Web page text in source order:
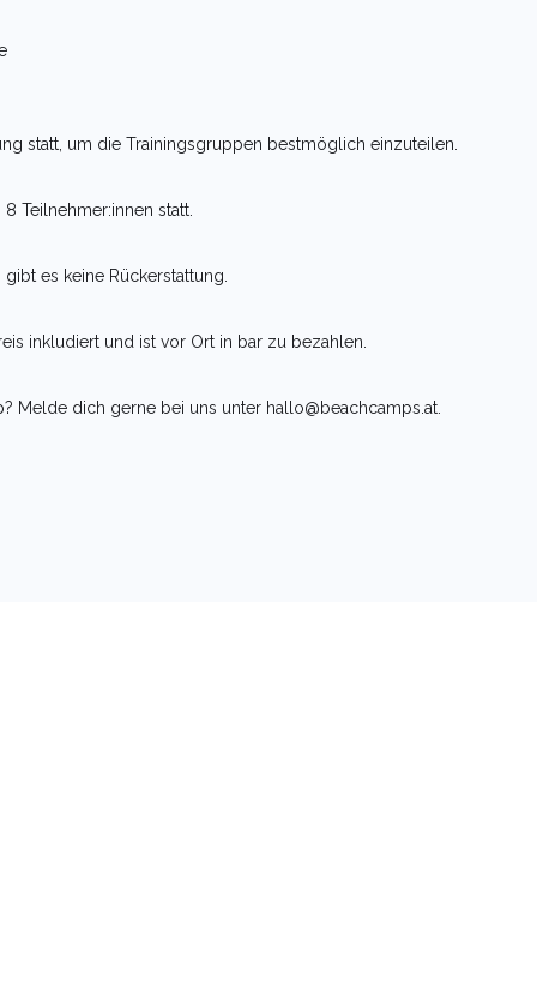
statt, um die Trainingsgruppen bestmöglich einzuteilen.
Teilnehmer:innen statt.
es keine Rückerstattung.
inkludiert und ist vor Ort in bar zu bezahlen.
Melde dich gerne bei uns unter hallo@beachcamps.at.